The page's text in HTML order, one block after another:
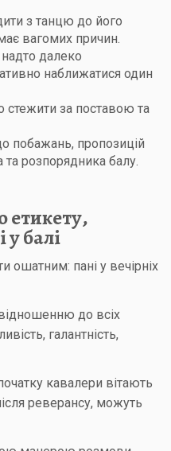
з танцю до його
вагомих причин.
далеко
наближатися один
стежити за поставою та
побажань, пропозицій
та розпорядника балу.
етикету,
у балі
ошатним: пані у вечірніх
до всіх
галантність,
кавалери вітають
реверансу, можуть